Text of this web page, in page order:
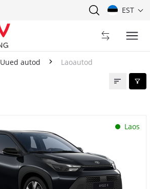
EST
Uued autod Laoautod
Laos